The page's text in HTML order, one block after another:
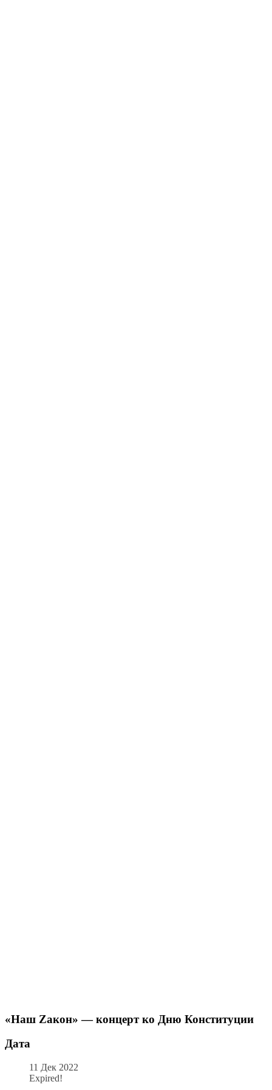
«Наш Zакон» — концерт ко Дню Конституции
Дата
11 Дек 2022
Expired!